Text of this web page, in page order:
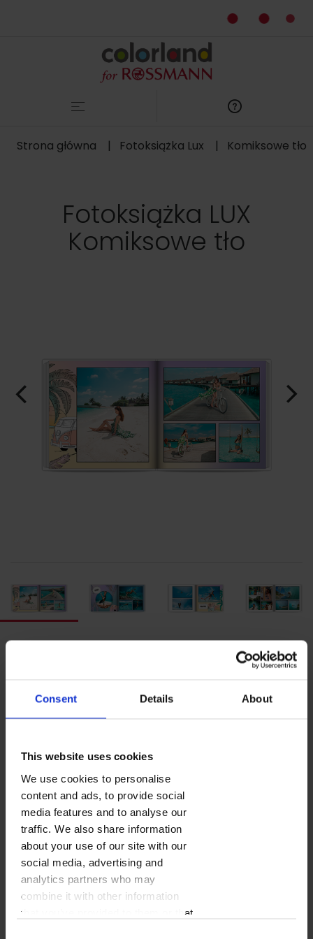
Consent Details About
This website uses cookies
We use cookies to personalise
content and ads, to provide social
media features and to analyse our
traffic. We also share information
about your use of our site with our
social media, advertising and
analytics partners who may
combine it with other information
that you’ve provided to them or that
Główna
Ścieżka
Strona główna Fotoksiążka Lux Komiksowe tło
Fotoksiążka LUX
Komiksowe tło
8700
Cena wyjściowa za
Z kodem:
Kod ważny do:27.08.2026
Wybierz format:
LUX 20x20
PROJEKTUJ